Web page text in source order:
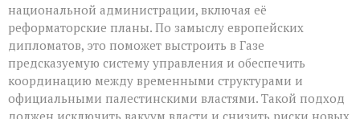
национальной администрации, включая её
реформаторские планы. По замыслу европейских
дипломатов, это поможет выстроить в Газе
предсказуемую систему управления и обеспечить
координацию между временными структурами и
официальными палестинскими властями. Такой подход